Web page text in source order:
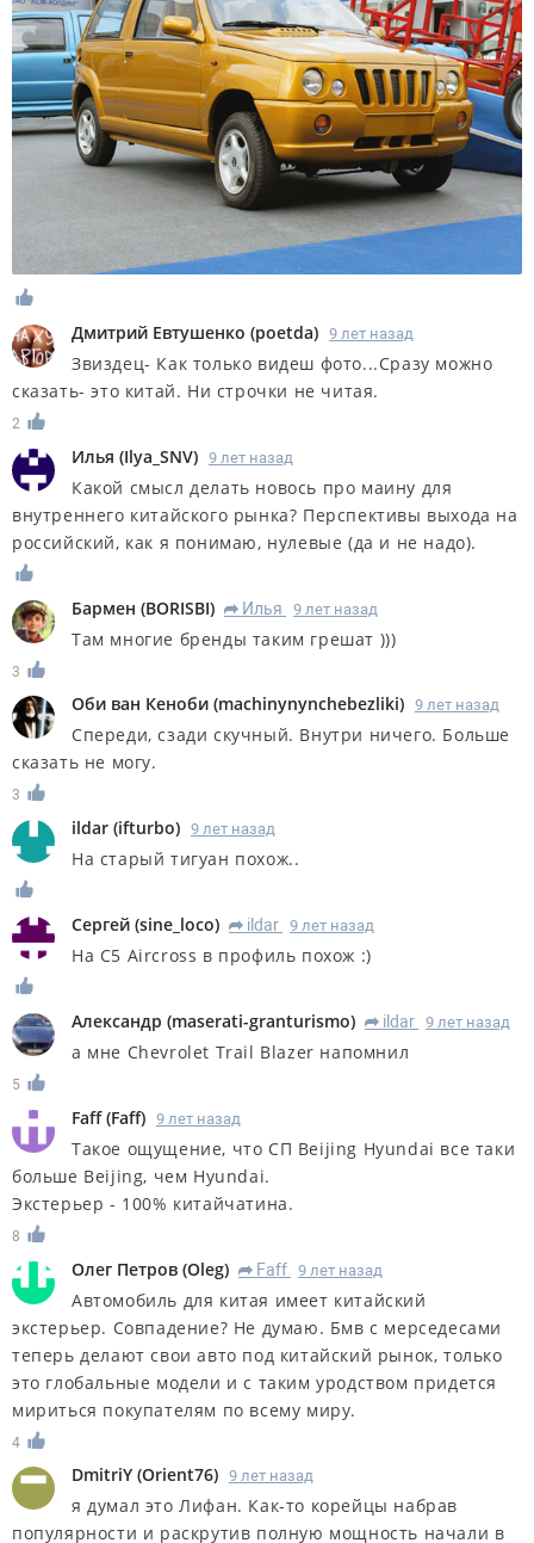
Дмитрий Евтушенко (poetda) 9 лет назад
Звиздец- Как только видеш фото...Сразу можно
сказать- это китай. Ни строчки не читая.
2
Илья (Ilya_SNV) 9 лет назад
Какой смысл делать новось про маину для
внутреннего китайского рынка? Перспективы выхода на
российский, как я понимаю, нулевые (да и не надо).
Бармен (BORISBI) R Илья 9 лет назад
Там многие бренды таким грешат )))
3
Оби ван Кеноби (machinynynchebezliki) 9 лет назад
Спереди, сзади скучный. Внутри ничего. Больше
сказать не могу.
3
ildar (ifturbo) 9 лет назад
На старый тигуан похож..
Сергей (sine_loco) R ildar 9 лет назад
На C5 Aircross в профиль похож :)
Александр (maserati-granturismo) R ildar 9 лет назад
а мне Chevrolet Trail Blazer напомнил
5
Faff(Faff) 9 лет назад
Такое ощущение, что СП Beijing Hyundai все таки
больше Beijing, чем Hyundai.
Экстерьер - 100% китайчатина.
8
Олег Петров (Oleg) R Faff 9 лет назад
Автомобиль для китая имеет китайский
экстерьер. Совпадение? Не думаю. Бмв с мерседесами
теперь делают свои авто под китайский рынок, только
это глобальные модели и с таким уродством придется
мириться покупателям по всему миру.
4
DmitriY (Orient76) 9 лет назад
я думал это Лифан. Как-то корейцы набрав
популярности и раскрутив полную мощность начали в